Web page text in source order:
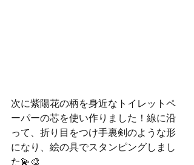
次に紫陽花の柄を身近なトイレットペ
ーパーの芯を使い作りました！線に沿
って、折り目をつけ手裏剣のような形
になり、絵の具でスタンピングしまし